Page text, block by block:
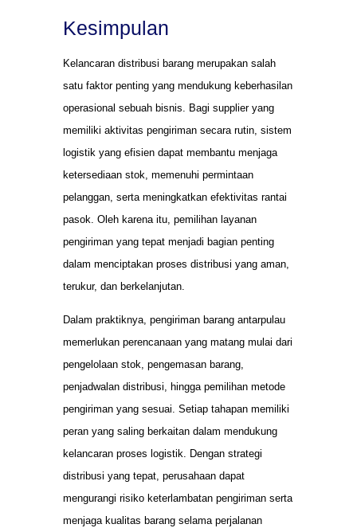
Kesimpulan
Kelancaran distribusi barang merupakan salah
satu faktor penting yang mendukung keberhasilan
operasional sebuah bisnis. Bagi supplier yang
memiliki aktivitas pengiriman secara rutin, sistem
logistik yang efisien dapat membantu menjaga
ketersediaan stok, memenuhi permintaan
pelanggan, serta meningkatkan efektivitas rantai
pasok. Oleh karena itu, pemilihan layanan
pengiriman yang tepat menjadi bagian penting
dalam menciptakan proses distribusi yang aman,
terukur, dan berkelanjutan.
Dalam praktiknya, pengiriman barang antarpulau
memerlukan perencanaan yang matang mulai dari
pengelolaan stok, pengemasan barang,
penjadwalan distribusi, hingga pemilihan metode
pengiriman yang sesuai. Setiap tahapan memiliki
peran yang saling berkaitan dalam mendukung
kelancaran proses logistik. Dengan strategi
distribusi yang tepat, perusahaan dapat
mengurangi risiko keterlambatan pengiriman serta
menjaga kualitas barang selama perjalanan